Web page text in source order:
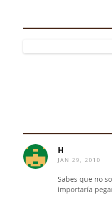
H
JAN 29, 2010
Sabes que no
importaría